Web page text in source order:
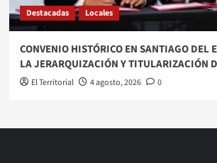
Destacadas Locales
CONVENIO HISTÓRICO EN SANTIAGO DEL
LA JERARQUIZACIÓN Y TITULARIZACIÓN
El Territorial 4 agosto, 2026 0